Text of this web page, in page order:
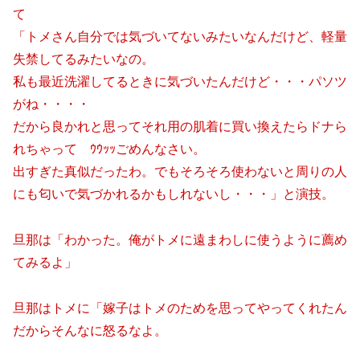
て
「トメさん自分では気づいてないみたいなんだけど、軽量
失禁してるみたいなの。
私も最近洗濯してるときに気づいたんだけど・・・パソツ
がね・・・・
だから良かれと思ってそれ用の肌着に買い換えたらドナら
れちゃって ｳｳｯｯごめんなさい。
出すぎた真似だったわ。でもそろそろ使わないと周りの人
にも匂いで気づかれるかもしれないし・・・」と演技。
旦那は「わかった。俺がトメに遠まわしに使うように薦め
てみるよ」
旦那はトメに「嫁子はトメのためを思ってやってくれたん
だからそんなに怒るなよ。